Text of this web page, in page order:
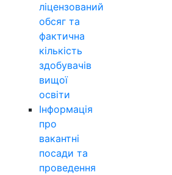
ліцензований
обсяг та
фактична
кількість
здобувачів
вищої
освіти
Інформація
про
вакантні
посади та
проведення